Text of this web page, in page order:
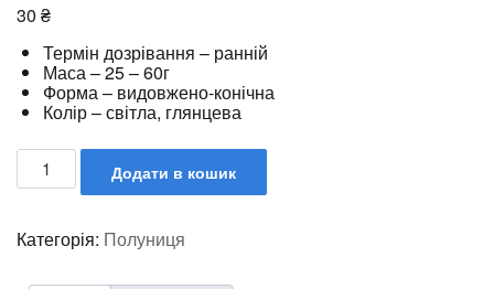
30 ₴
Термін дозрівання – ранній
Маса – 25 – 60г
Форма – видовжено-конічна
Колір – світла, глянцева
Додати в кошик
Категорія: Полуниця